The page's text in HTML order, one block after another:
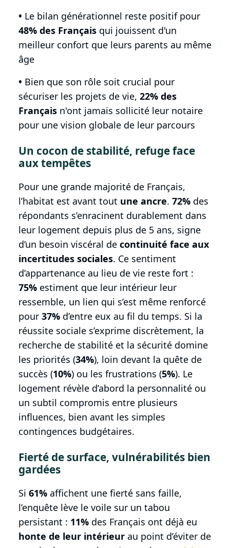
• Le bilan générationnel reste positif pour
48% des Français qui jouissent d'un
meilleur confort que leurs parents au même
âge
• Bien que son rôle soit crucial pour
sécuriser les projets de vie, 22% des
Français n'ont jamais sollicité leur notaire
pour une vision globale de leur parcours
Un cocon de stabilité, refuge face
aux tempêtes
Pour une grande majorité de Français,
l’habitat est avant tout une ancre. 72% des
répondants s’enracinent durablement dans
leur logement depuis plus de 5 ans, signe
d’un besoin viscéral de continuité face aux
incertitudes sociales. Ce sentiment
d’appartenance au lieu de vie reste fort :
75% estiment que leur intérieur leur
ressemble, un lien qui s’est même renforcé
pour 37% d’entre eux au fil du temps. Si la
réussite sociale s’exprime discrètement, la
recherche de stabilité et la sécurité domine
les priorités (34%), loin devant la quête de
succès (10%) ou les frustrations (5%). Le
logement révèle d’abord la personnalité ou
un subtil compromis entre plusieurs
influences, bien avant les simples
contingences budgétaires.
Fierté de surface, vulnérabilités bien
gardées
Si 61% affichent une fierté sans faille,
l’enquête lève le voile sur un tabou
persistant : 11% des Français ont déjà eu
honte de leur intérieur au point d’éviter de